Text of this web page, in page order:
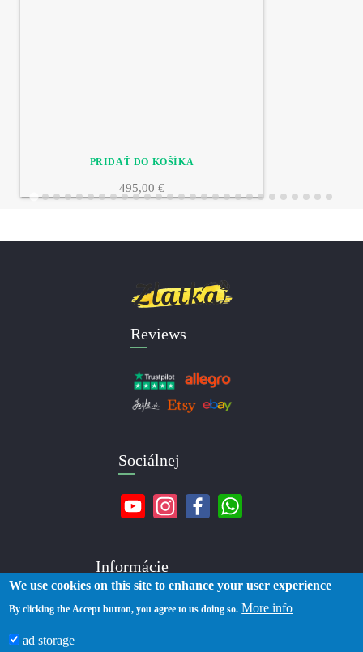
495,00 €
Reviews
Sociálnej
Informácie
O nás
We use cookies on this site to enhance your user experience
By clicking the Accept button, you agree to us doing so. More info
ad storage